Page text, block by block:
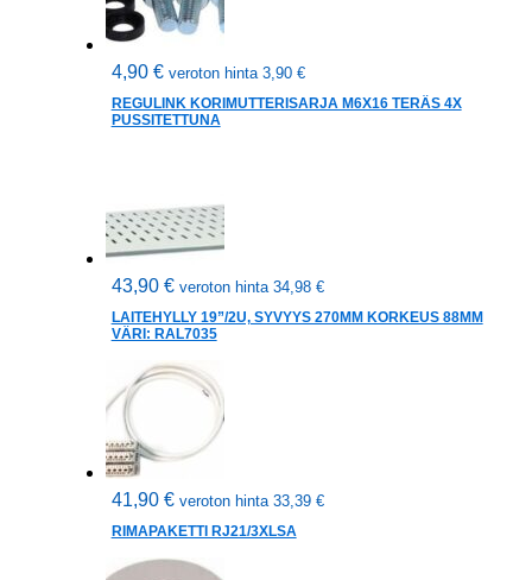
4,90 € veroton hinta 3,90 €
REGULINK KORIMUTTERISARJA M6X16 TERÄS 4X
PUSSITETTUNA
43,90 € veroton hinta 34,98 €
LAITEHYLLY 19”/2U, SYVYYS 270MM KORKEUS 88MM
VÄRI: RAL7035
41,90 € veroton hinta 33,39 €
RIMAPAKETTI RJ21/3XLSA